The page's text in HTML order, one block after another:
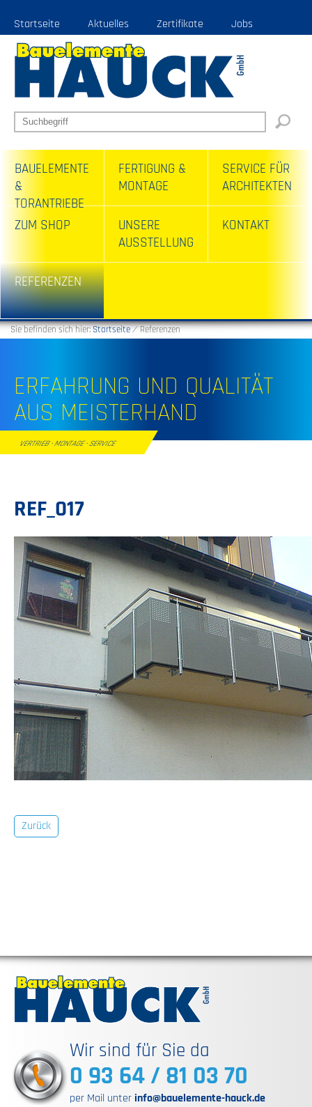
Startseite Aktuelles Zertifikate Jobs
BAUELEMENTE
&
TORANTRIEBE
FERTIGUNG &
MONTAGE
SERVICE FÜR
ARCHITEKTEN
ZUM SHOP
UNSERE
AUSSTELLUNG
KONTAKT
REFERENZEN
Sie befinden sich hier:Startseite⁄Referenzen
VERTRIEB · MONTAGE · SERVICE
ERFAHRUNG UND QUALITÄT
AUS MEISTERHAND
REF_017
Zurück
Wir sind für Sie da
0 93 64 / 81 03 70
per Mail unter info@bauelemente-hauck.de